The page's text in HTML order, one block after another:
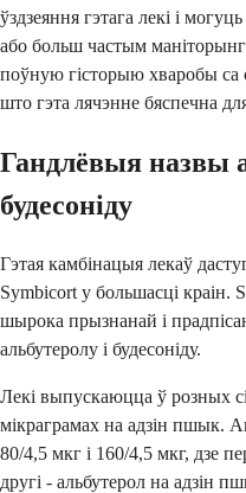
ўздзеяння гэтага лекі і
або больш частым
поўную гісторыю хваробы са
што гэта лячэнне бяспечна
Гандлёвыя назвы
будесоніду
Гэтая камбінацыя лекаў
Symbicort у большасці краін.
шырока прызнанай і
альбутеролу і будесоніду.
Лекі выпускаюцца ў розных
мікраграмах на адзін пшык.
80/4,5 мкг і 160/4,5 мкг, дзе
другі - альбутерол на адзін